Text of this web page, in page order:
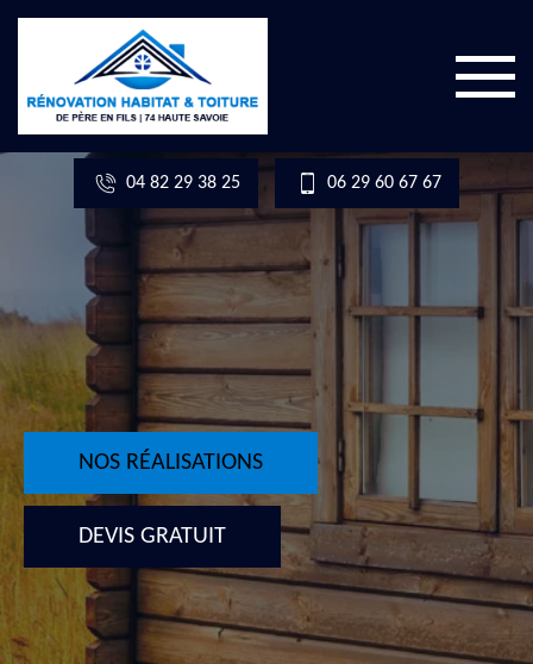
04 82 29 38 25 06 29 60 67 67
NOS RÉALISATIONS
DEVIS GRATUIT